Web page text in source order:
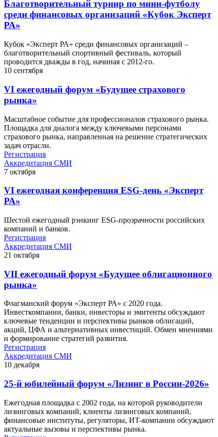
Благотворительный турнир по мини-футболу
среди финансовых организаций «Кубок Эксперт
РА»
Кубок «Эксперт РА» среди финансовых организаций –
благотворительный спортивный фестиваль, который
проводится дважды в год, начиная с 2012-го.
10 сентября
VI ежегодный форум «Будущее страхового
рынка»
Масштабное событие для профессионалов страхового рынка.
Площадка для диалога между ключевыми персонами
страхового рынка, направленная на решение стратегических
задач отрасли.
Регистрация
Аккредитация СМИ
7 октября
VI ежегодная конференция ESG-день «Эксперт
РА»
Шестой ежегодный рэнкинг ESG-прозрачности российских
компаний и банков.
Регистрация
Аккредитация СМИ
21 октября
VII ежегодный форум «Будущее облигационного
рынка»
Флагманский форум «Эксперт РА» с 2020 года.
Инвесткомпании, банки, инвесторы и эмитенты обсуждают
ключевые тенденции и перспективы рынков облигаций,
акций, ЦФА и альтернативных инвестиций. Обмен мнениями
и формирование стратегий развития.
Регистрация
Аккредитация СМИ
10 декабря
25-й юбилейный форум «Лизинг в России-2026»
Ежегодная площадка с 2002 года, на которой руководители
лизинговых компаний, клиенты лизинговых компаний,
финансовые институты, регуляторы, ИТ-компании обсуждают
актуальные вызовы и перспективы рынка.